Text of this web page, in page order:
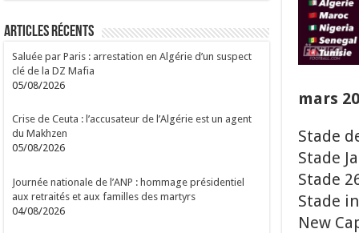
mars
Stade
Stade
Stade
Stade
New
Articles Récents
Saluée par Paris : arrestation en Algérie d’un suspect
clé de la DZ Mafia
05/08/2026
Crise de Ceuta : l’accusateur de l’Algérie est un agent
du Makhzen
05/08/2026
Journée nationale de l’ANP : hommage présidentiel
aux retraités et aux familles des martyrs
04/08/2026